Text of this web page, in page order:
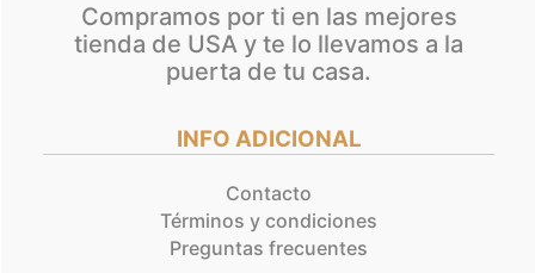
Compramos por ti en las mejores
tienda de USA y te lo llevamos a la
puerta de tu casa.
INFO ADICIONAL
Contacto
Términos y condiciones
Preguntas frecuentes